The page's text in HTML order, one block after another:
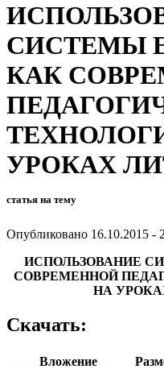
СИСТЕМЫ
КАК
УРОКАХ
статья на тему
Опубликовано 16.10.2015 -
ИСПОЛЬЗОВАНИЕ
СОВРЕМЕННОЙ
НА
Скачать:
Вложение